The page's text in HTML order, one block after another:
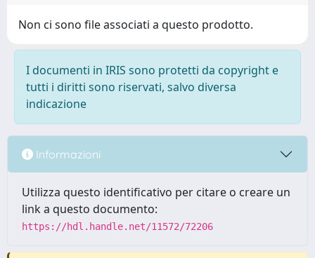
Non ci sono file associati a questo prodotto.
I documenti in IRIS sono protetti da copyright e
tutti i diritti sono riservati, salvo diversa
indicazione
Informazioni
Utilizza questo identificativo per citare o creare un
link a questo documento:
https://hdl.handle.net/11572/72206